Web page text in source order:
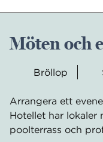
Möten och
Bröllop
Arrangera ett
Hotellet har lokaler
poolterrass och